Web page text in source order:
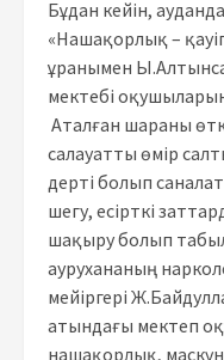
Бұдан кейін,
«Нашақорлық –
ұранымен
мектебі
Аталған шараны
салауатты өмір
дерті болып
шегу, есірткі
шақыру болып
аурухананың
мейіргері
атындағы мектеп
нашақорлық,